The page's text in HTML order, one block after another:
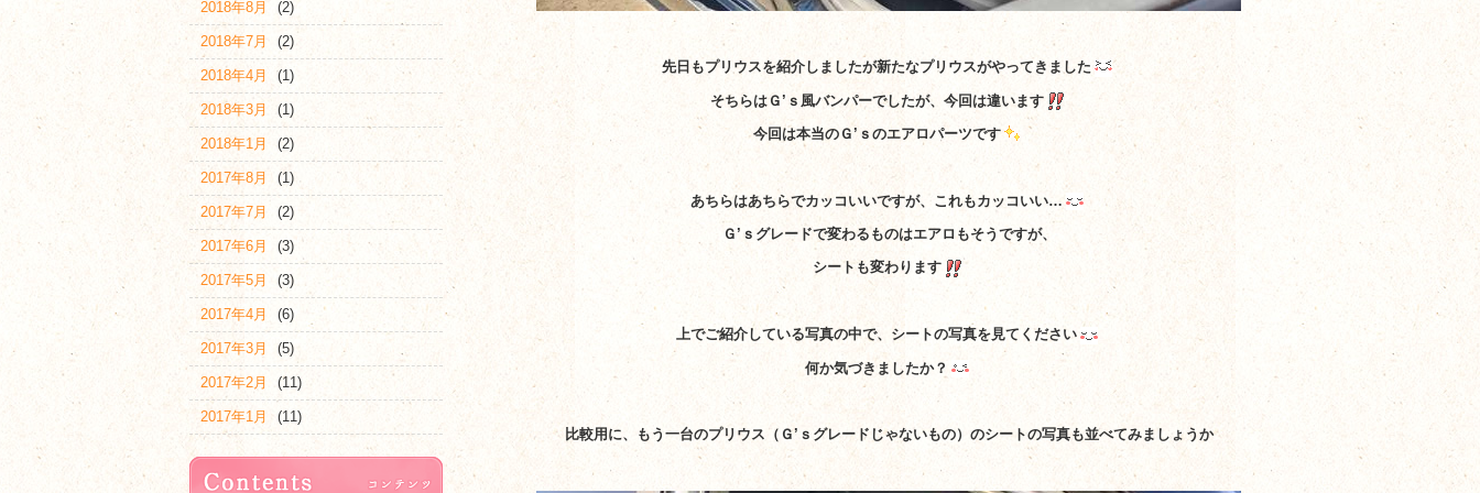
先日もプリウスを紹介しましたが新たなプリウスがやってきました
そちらはＧ’ｓ風バンパーでしたが、 今回は違います
今回は本当のＧ’ｓのエアロパーツです
あちらはあちらでカッコいいですが、これもカッコいい…
Ｇ’ｓグレードで変わるものはエアロもそうですが、
シートも変わります
上でご紹介している写真の中で、シートの写真を見てください
何か気づきましたか？
比較用に、もう一台のプリウス（Ｇ’ｓグレードじゃないもの）のシートの写真も並べてみましょうか
2018年8月 (2)
2018年7月 (2)
2018年4月 (1)
2018年3月 (1)
2018年1月 (2)
2017年8月 (1)
2017年7月 (2)
2017年6月 (3)
2017年5月 (3)
2017年4月 (6)
2017年3月 (5)
2017年2月 (11)
2017年1月 (11)